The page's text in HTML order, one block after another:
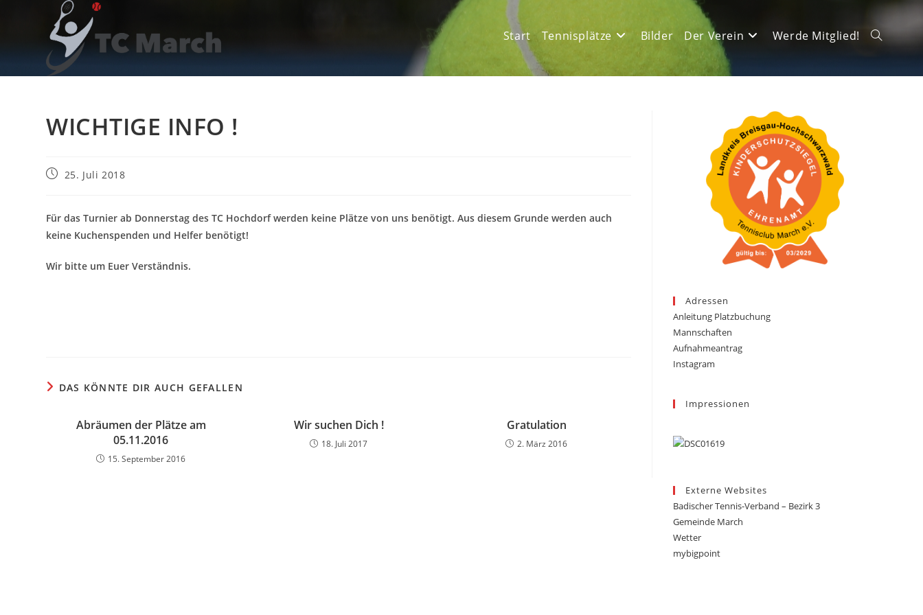
Start Tennisplätze Bilder Der Verein Werde Mitglied! Website-
WICHTIGE INFO !
Beitrag25. Juli 2018
Für das Turnier ab Donnerstag des TC Hochdorf werden keine Plätze von uns benötigt. Aus diesem Grunde werden auch
keine Kuchenspenden und Helfer benötigt!
Wir bitte um Euer Verständnis.
DAS KÖNNTE DIR AUCH GEFALLEN
Abräumen der Plätze am
05.11.2016
15. September 2016
Wir suchen Dich !
18. Juli 2017
Gratulation
2. März 2016
Adressen
Anleitung Platzbuchung
Mannschaften
Aufnahmeantrag
Instagram
Impressionen
Externe Websites
Badischer Tennis-Verband – Bezirk 3
Gemeinde March
Wetter
mybigpoint